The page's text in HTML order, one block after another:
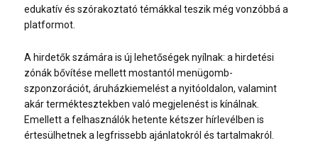
edukatív és szórakoztató témákkal teszik még vonzóbbá a
platformot.
A hirdetők számára is új lehetőségek nyílnak: a hirdetési
zónák bővítése mellett mostantól menügomb-
szponzorációt, áruházkiemelést a nyitóoldalon, valamint
akár terméktesztekben való megjelenést is kínálnak.
Emellett a felhasználók hetente kétszer hírlevélben is
értesülhetnek a legfrissebb ajánlatokról és tartalmakról.